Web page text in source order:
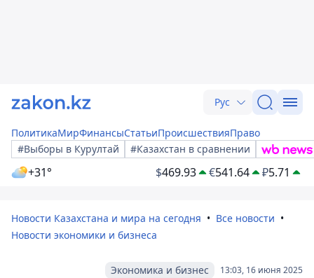
Рус
ПолитикаМирФинансыСтатьиПроисшествияПраво
#Выборы в Курултай
#Казахстан в сравнении
+31° $469.93 €541.64 ₽5.71
Новости Казахстана и мира на сегодня
Все новости
Новости экономики и бизнеса
13:03, 16 июня 2025
Экономика и бизнес